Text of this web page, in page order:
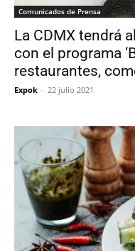
Comunicados de Prensa
La CDMX tendrá
con el programa
restaurantes,
Expok - 22 julio 2021